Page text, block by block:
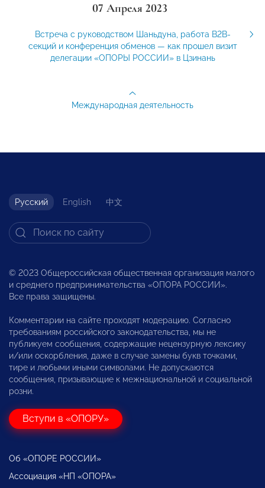
07 Апреля 2023
Встреча с руководством Шаньдуна, работа B2B-
секций и конференция обменов — как прошел визит
делегации «ОПОРЫ РОССИИ» в Цзинань
Международная деятельность
Русский English 中文
© 2023 Общероссийская общественная организация малого
и среднего предпринимательства «ОПОРА РОССИИ».
Все права защищены.
Комментарии на сайте проходят модерацию. Согласно
требованиям российского законодательства, мы не
публикуем сообщения, содержащие нецензурную лексику
и/или оскорбления, даже в случае замены букв точками,
тире и любыми иными символами. Не допускаются
сообщения, призывающие к межнациональной и социальной
розни.
Вступи в «ОПОРУ»
Об «ОПОРЕ РОССИИ»
Ассоциация «НП «ОПОРА»